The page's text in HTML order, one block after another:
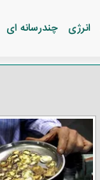
انرژی چندرسانه ای